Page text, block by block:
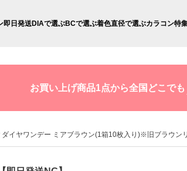
即日発送DIAで選ぶBCで選ぶ着色直径で選ぶカラコン特
お買い上げ商品1点から全国どこでも
ダイヤワンデー ミアブラウン(1箱10枚入り)※旧ブラウン